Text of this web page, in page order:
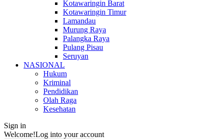
Kotawaringin Barat
Kotawaringin Timur
Lamandau
Murung Raya
Palangka Raya
Pulang Pisau
Seruyan
NASIONAL
Hukum
Kriminal
Pendidikan
Olah Raga
Kesehatan
Sign in
Welcome!Log into your account